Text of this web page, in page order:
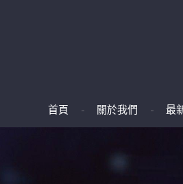
首頁 關於我們 最